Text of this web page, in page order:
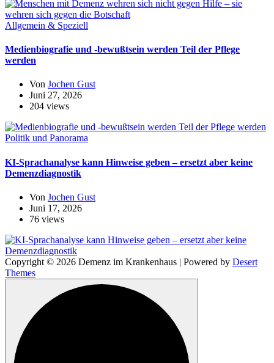
Allgemein & Speziell
Medienbiografie und -bewußtsein werden Teil der Pflege
werden
Von Jochen Gust
Juni 27, 2026
204 views
Politik und Panorama
KI-Sprachanalyse kann Hinweise geben – ersetzt aber keine
Demenzdiagnostik
Von Jochen Gust
Juni 17, 2026
76 views
Copyright © 2026 Demenz im Krankenhaus | Powered by Desert
Themes